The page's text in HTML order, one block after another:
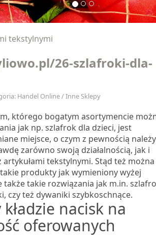
tekstylnymi
26-szlafroki-dla-
Handel Online / Inne Sklepy
którego bogatym asortymencie
jak np. szlafrok dla dzieci, jest
miejsce, o czym z pewnością należy
zarówno swoją działalnością, jak i
tekstylnymi. Stąd też
produkty jak wymieniony wyżej
także takie rozwiązania jak m.in.
czy też dywaniki szybkoschnące.
nacisk na
oferowanych